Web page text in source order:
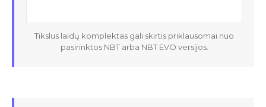
Tikslus laidų komplektas gali skirtis priklausomai nuo
pasirinktos NBT arba NBT EVO versijos.